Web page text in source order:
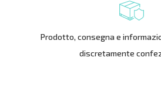
Prodotto, consegna e
discretamente